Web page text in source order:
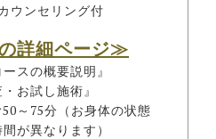
ウンセリング付
詳細ページ≫
ースの概要説明』
・お試し施術』
～75分（お身体の状態
が異なります）